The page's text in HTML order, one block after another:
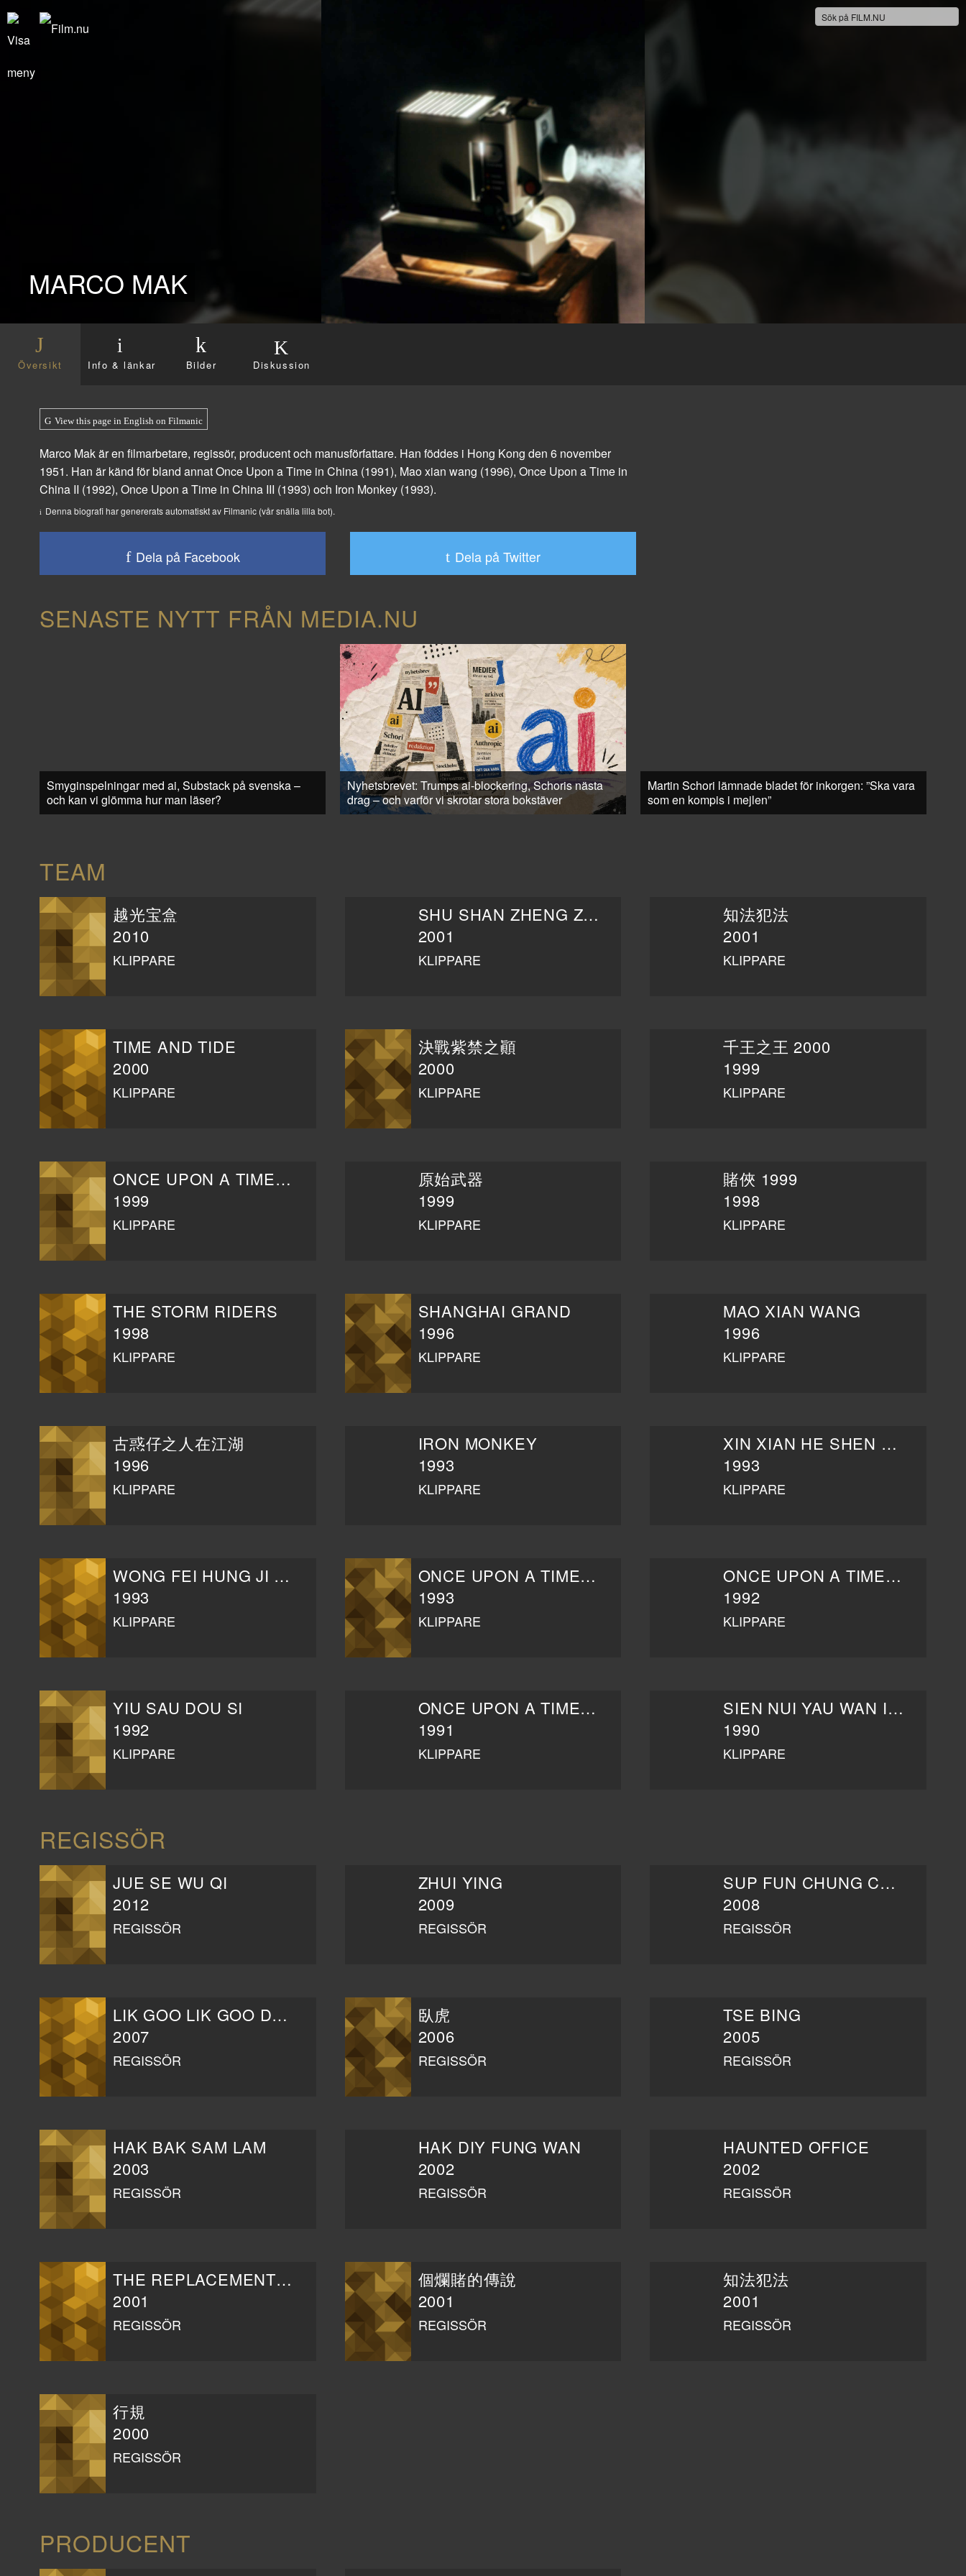
MARCO MAK
Översikt Info & länkar Bilder Diskussion
View this page in English on Filmanic
Marco Mak är en filmarbetare, regissör, producent och manusförfattare. Han föddes i Hong Kong den 6 november
1951. Han är känd för bland annatOnce Upon a Time in China (1991), Mao xian wang (1996), Once Upon a Time in
China II (1992), Once Upon a Time in China III (1993) och Iron Monkey (1993).
Denna biografi har genererats automatiskt av Filmanic (vår snälla lilla bot).
Dela på Facebook Dela på Twitter
SENASTE NYTT FRÅN MEDIA.NU
Smyginspelningar med ai, Substack på svenska –
och kan vi glömma hur man läser?
Nyhetsbrevet: Trumps ai-blockering, Schoris nästa
drag – och varför vi skrotar stora bokstäver
Martin Schori lämnade bladet för inkorgen: ”Ska vara
som en kompis i mejlen”
TEAM
越光宝盒
2010
KLIPPARE
SHU SHAN ZHENG ZHUAN
2001
KLIPPARE
知法犯法
2001
KLIPPARE
TIME AND TIDE
2000
KLIPPARE
決戰紫禁之顚
2000
KLIPPARE
千王之王 2000
1999
KLIPPARE
ONCE UPON A TIME IN CHINA AND AMERICA
1999
KLIPPARE
原始武器
1999
KLIPPARE
賭俠 1999
1998
KLIPPARE
THE STORM RIDERS
1998
KLIPPARE
SHANGHAI GRAND
1996
KLIPPARE
MAO XIAN WANG
1996
KLIPPARE
古惑仔之人在江湖
1996
KLIPPARE
IRON MONKEY
1993
KLIPPARE
XIN XIAN HE SHEN ZHEN
1993
KLIPPARE
WONG FEI HUNG JI SEI: WONG JE JI FUNG
1993
KLIPPARE
ONCE UPON A TIME IN CHINA III
1993
KLIPPARE
ONCE UPON A TIME IN CHINA II
1992
KLIPPARE
YIU SAU DOU SI
1992
KLIPPARE
ONCE UPON A TIME IN CHINA
1991
KLIPPARE
SIEN NUI YAU WAN II YAN GAAN DO
1990
KLIPPARE
REGISSÖR
JUE SE WU QI
2012
REGISSÖR
ZHUI YING
2009
REGISSÖR
SUP FUN CHUNG CHING
2008
REGISSÖR
LIK GOO LIK GOO DUI DUI PONG
2007
REGISSÖR
臥虎
2006
REGISSÖR
TSE BING
2005
REGISSÖR
HAK BAK SAM LAM
2003
REGISSÖR
HAK DIY FUNG WAN
2002
REGISSÖR
HAUNTED OFFICE
2002
REGISSÖR
THE REPLACEMENT SUSPECT
2001
REGISSÖR
個爛賭的傳說
2001
REGISSÖR
知法犯法
2001
REGISSÖR
行規
2000
REGISSÖR
PRODUCENT